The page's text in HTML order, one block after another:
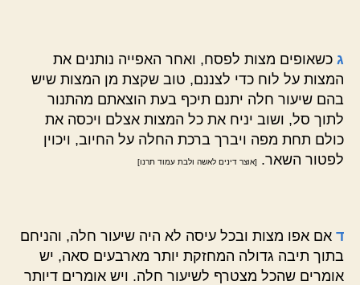
ג כשאופים מצות לפסח, ואחר האפייה נותנים את
המצות על לוח כדי לצננם, טוב שקצת מן המצות שיש
בהם שיעור חלה יתנם תיכף בעת הוצאתם מהתנור
לתוך סל, ושוב יניח את כל המצות אצלם ויכסה את
כולם תחת מפה ויברך ברכת החלה על החיוב, ויכוין
לפטור השאר.
[אוצר דינים לאשה ולבת עמוד תרנו]
ד אם אפו מצות ובכל עיסה לא היה שיעור חלה, והניחם
בתוך תיבה גדולה המחזקת יותר מארבעים סאה, יש
אומרים שהכל מצטרף לשיעור חלה. ויש אומרים דיותר